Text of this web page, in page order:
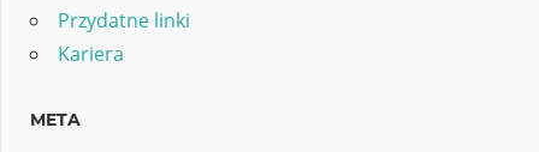
Przydatne linki
Kariera
META